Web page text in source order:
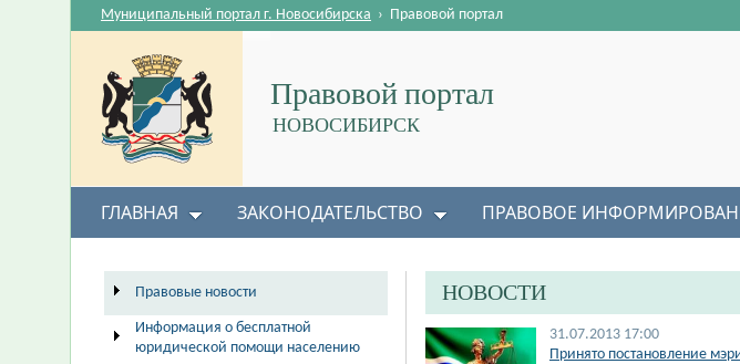
Правовой портал
НОВОСИБИРСК
Муниципальный портал г. Новосибирска › Правовой портал
ГЛАВНАЯ ЗАКОНОДАТЕЛЬСТВО ПРАВОВОЕ
НОВОСТИ
31.07.2013 17:00
Принято постановление
Правовые новости
Информация о бесплатной
юридической помощи населению